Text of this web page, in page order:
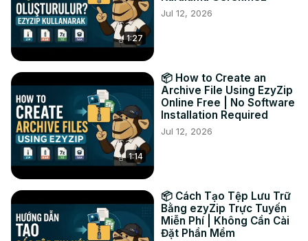
1:27
Jul 12, 2026
1:14
📦 How to Create an
Archive File Using EzyZip
Online Free | No Software
Installation Required
Jul 12, 2026
📦 Cách Tạo Tệp Lưu Trữ
Bằng ezyZip Trực Tuyến
Miễn Phí | Không Cần Cài
Đặt Phần Mềm